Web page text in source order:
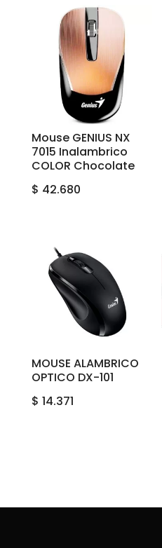
Mouse GENIUS NX
7015 Inalambrico
COLOR Chocolate
$ 42.680
MOUSE ALAMBRICO
OPTICO DX-101
$ 14.371